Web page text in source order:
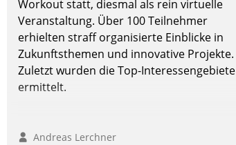
Workout statt, diesmal als rein virtuelle
Veranstaltung. Über 100 Teilnehmer
erhielten straff organisierte Einblicke in
Zukunftsthemen und innovative Projekte.
Zuletzt wurden die Top-Interessengebiete
ermittelt.
Andreas Lerchner